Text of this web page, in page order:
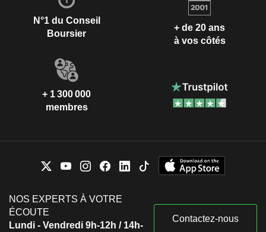
N°1 du Conseil
Boursier
+ de 20 ans
à vos côtés
+ 1 300 000
membres
NOS EXPERTS À VOTRE
ÉCOUTE
Lundi - Vendredi 9h-12h / 14h-
Contactez-nous